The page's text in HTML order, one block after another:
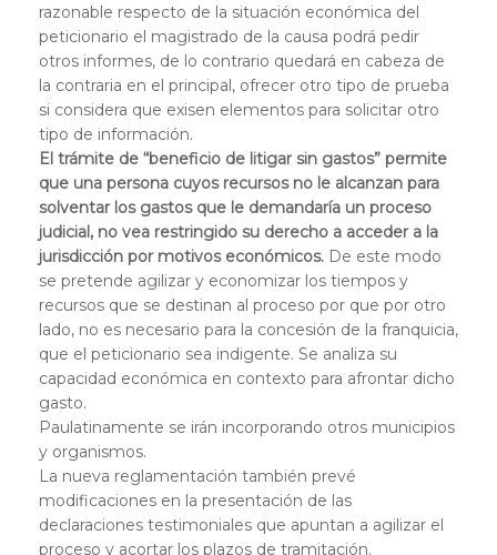
razonable respecto de la situación económica del
peticionario el magistrado de la causa podrá pedir
otros informes, de lo contrario quedará en cabeza de
la contraria en el principal, ofrecer otro tipo de prueba
si considera que exisen elementos para solicitar otro
tipo de información.
El trámite de “beneficio de litigar sin gastos” permite
que una persona cuyos recursos no le alcanzan para
solventar los gastos que le demandaría un proceso
judicial, no vea restringido su derecho a acceder a la
jurisdicción por motivos económicos. De este modo
se pretende agilizar y economizar los tiempos y
recursos que se destinan al proceso por que por otro
lado, no es necesario para la concesión de la franquicia,
que el peticionario sea indigente. Se analiza su
capacidad económica en contexto para afrontar dicho
gasto.
Paulatinamente se irán incorporando otros municipios
y organismos.
La nueva reglamentación también prevé
modificaciones en la presentación de las
declaraciones testimoniales que apuntan a agilizar el
proceso y acortar los plazos de tramitación.